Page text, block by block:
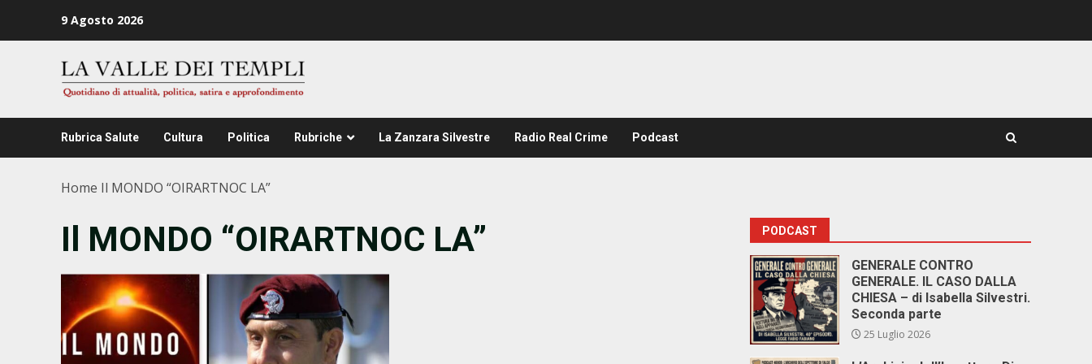
9 Agosto 2026
Rubrica Salute Cultura Politica Rubriche La Zanzara Silvestre Radio Real Crime Podcast
Home Il MONDO “OIRARTNOC LA”
Il MONDO “OIRARTNOC LA” PODCAST
GENERALE CONTRO
GENERALE. IL CASO DALLA
CHIESA – di Isabella Silvestri.
Seconda parte
25 Luglio 2026